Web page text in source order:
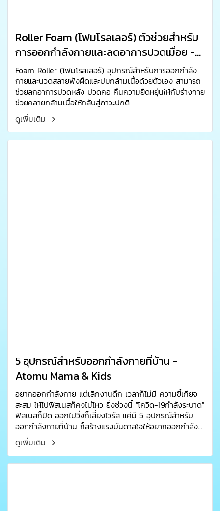
Roller Foam (โฟมโรลเลอร์) ตัวช่วยสำหรับ
การออกกำลังกายและลดอาการปวดเมื่อย -
Atomu Mama & Kids
Foam Roller (โฟมโรลเลอร์) อุปกรณ์สำหรับการออกกำลัง
กายและนวดสลายพังผืดและปมกล้ามเนื้อด้วยตัวเอง สามารถ
ช่วยลกอาการปวดหลัง ปวดคอ คืนความยืดหยุ่นให้กับร่างกาย
ช่วยคลายกล้ามเนื้อให้กลับสู่ภาวะปกติ
ดูเพิ่มเติม
5 อุปกรณ์สำหรับออกกำลังกายที่บ้าน -
Atomu Mama & Kids
อยากออกกำลังกาย แต่เลิกงานดึก เวลาก็ไม่มี ความขี้เกียจ
สะสม ให้ไปฟิสเนสก็คงไม่ไหว ยิ่งช่วงนี้ "โควิด-19กำลังระบาด"
ฟิสเนสก็ปิด ออกไปวิ่งก็เสี่ยงไวรัส แค่มี 5 อุปกรณ์สำหรับ
ออกกำลังกายที่บ้าน ก็สร้างแรงบันดาลใจให้อยากออกกำลัง
กายทุกๆวันแล้ว
ดูเพิ่มเติม